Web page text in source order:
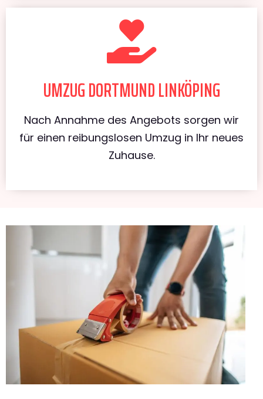
UMZUG DORTMUND LINKÖPING
Nach Annahme des Angebots sorgen wir
für einen reibungslosen Umzug in Ihr neues
Zuhause.